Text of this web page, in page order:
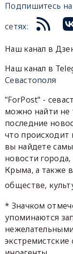
Подпишитесь
сетях:
Наш канал в
Наш канал в
Севастополя
"ForPost" -
можно найти не
последние
что происходит
вы найдете
новости
Крыма, а также
обществе,
* Значком
упоминаются